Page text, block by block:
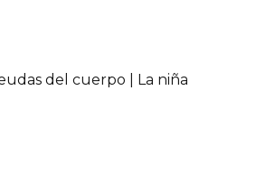
del cuerpo | La niña